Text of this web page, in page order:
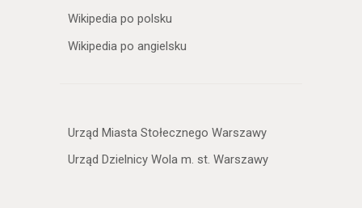
Wikipedia po polsku
Wikipedia po angielsku
Urząd Miasta Stołecznego Warszawy
Urząd Dzielnicy Wola m. st. Warszawy